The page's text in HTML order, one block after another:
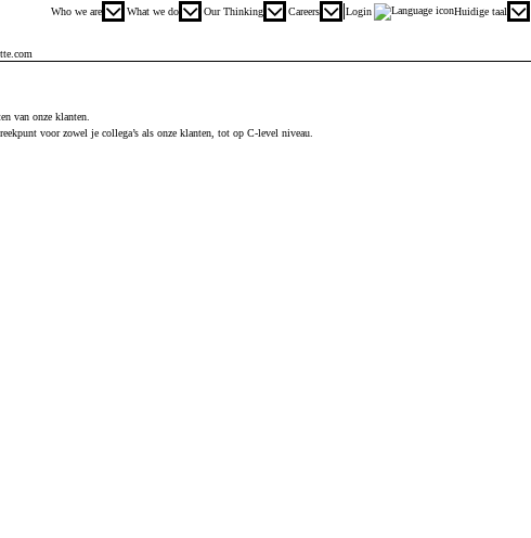
Hoofmenu. Druk op enter of spatie om uit te openen en de escape toets om te sluiten
Who we are What we do Our Thinking Careers Login
Huidige taal
van onze klanten.
voor zowel je collega’s als onze klanten, tot op C-level niveau.